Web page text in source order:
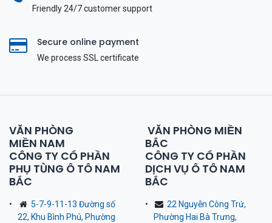
Friendly 24/7 customer support
Secure online payment
We process SSL сertificate
VĂN PHÒNG
MIỀN NAM
CÔNG TY CỔ PHẦN
PHỤ TÙNG Ô TÔ NAM
BẮC
5-7-9-11-13 Đường số
22, Khu Bình Phú, Phường
VĂN PHÒNG MIỀN
BẮC
CÔNG TY CỔ PHẦN
DỊCH VỤ Ô TÔ NAM
BẮC
22 Nguyễn Công Trứ,
Phường Hai Bà Trưng,